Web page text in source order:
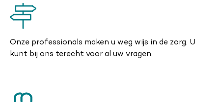
Onze professionals maken u weg wijs in de zorg. U
kunt bij ons terecht voor al uw vragen.